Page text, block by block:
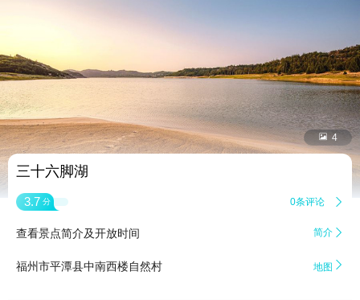
 4
三十六脚湖
3.7 分 0条评论 
查看景点简介及开放时间 简介 
福州市平潭县中南西楼自然村 地图 